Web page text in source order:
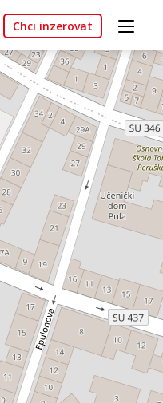
Chci inzerovat